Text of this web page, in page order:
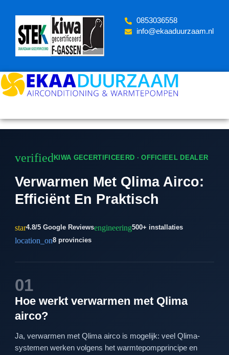
content
‪0853036558
info@ekaaduurzaam.nl
verified KIWA GECERTIFICEERD · OFFICIEEL DEALER
Verwarmen Met Qlima Airco:
Efficiënt En Praktisch
star4.8/5 Google Reviewsengineering500+ installaties
location_on8 provincies
01
Hoe werkt verwarmen met Qlima
airco?
Ja, verwarmen met Qlima airco is mogelijk: veel Qlima-
systemen werken volgens het warmtepompprincipe en